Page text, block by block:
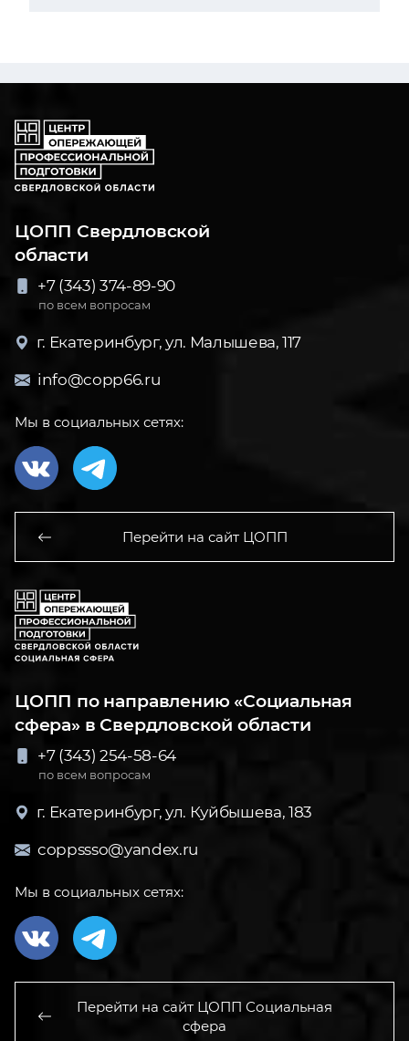
ЦОПП Свердловской
области
+7 (343) 374-89-90
по всем вопросам
г. Екатеринбург, ул. Малышева, 117
info@copp66.ru
Мы в социальных сетях:
Перейти на сайт ЦОПП
ЦОПП по направлению «Социальная
сфера» в Свердловской области
+7 (343) 254-58-64
по всем вопросам
г. Екатеринбург, ул. Куйбышева, 183
coppssso@yandex.ru
Мы в социальных сетях:
Перейти на сайт ЦОПП Социальная
сфера